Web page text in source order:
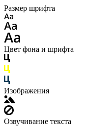
Размер шрифта
Цвет фона и шрифта
Изображения
Озвучивание текста